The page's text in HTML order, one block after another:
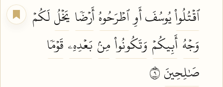
ٱقۡتُلُواْيُوسُفَ أَوِٱطۡرَحُوهُأَرۡضٗا يَخۡلُلَكُمۡ
وَجۡهُ أَبِيكُمۡ وَتَكُونُواْمِنۢ بَعۡدِهِۦ قَوۡمٗا
صَٰلِحِينَ